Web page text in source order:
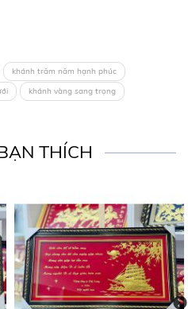
khánh trăm năm hạnh phúc
khánh vàng sang trọng
THÍCH